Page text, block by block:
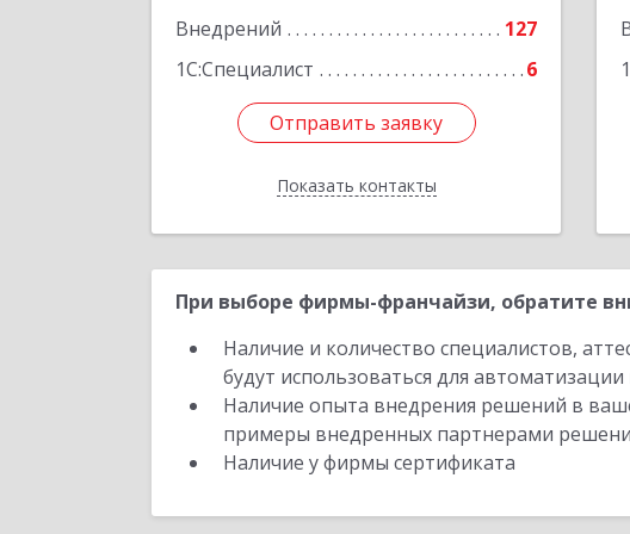
Внедрений
127
1С:Специалист
6
Отправить заявку
Показать контакты
Подробнее
Отправить заявку
Назад
При выборе фирмы-франчайзи, обратите
Наличие и количество специалистов,
будут использоваться для
Наличие опыта внедрения решений в
примеры внедренных партнерами
Наличие у фирмы сертификата